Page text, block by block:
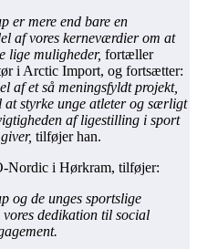
er mere end bare en
af vores kerneværdier om at
lige muligheder, fortæller
i Arctic Import, og fortsætter:
af et så meningsfyldt projekt,
styrke unge atleter og særligt
af ligestilling i sport
tilføjer han.
Nordic i Hørkram, tilføjer:
og de unges sportslige
dedikation til social